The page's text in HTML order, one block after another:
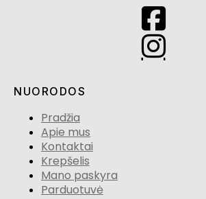
NUORODOS
Pradžia
Apie mus
Kontaktai
Krepšelis
Mano paskyra
Parduotuvė